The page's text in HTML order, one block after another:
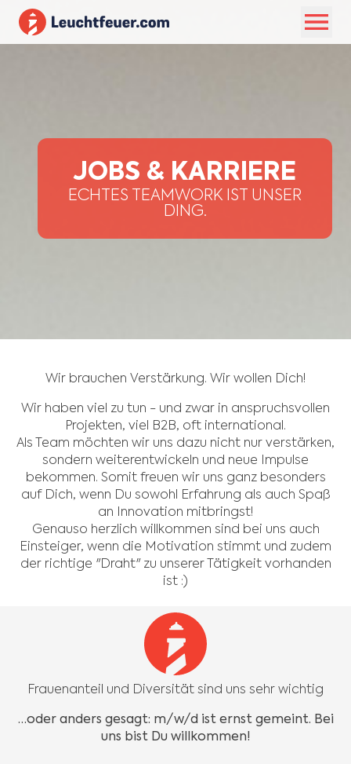
JOBS & KARRIERE
ECHTES TEAMWORK IST UNSER
DING.
Wir brauchen Verstärkung. Wir wollen Dich!
Wir haben viel zu tun - und zwar in anspruchsvollen
Projekten, viel B2B, oft international.
Als Team möchten wir uns dazu nicht nur verstärken,
sondern weiterentwickeln und neue Impulse
bekommen. Somit freuen wir uns ganz besonders
auf Dich, wenn Du sowohl Erfahrung als auch Spaß
an Innovation mitbringst!
Genauso herzlich willkommen sind bei uns auch
Einsteiger, wenn die Motivation stimmt und zudem
der richtige "Draht" zu unserer Tätigkeit vorhanden
ist :)
Frauenanteil und Diversität sind uns sehr wichtig
…oder anders gesagt: m/w/d ist ernst gemeint. Bei
uns bist Du willkommen!